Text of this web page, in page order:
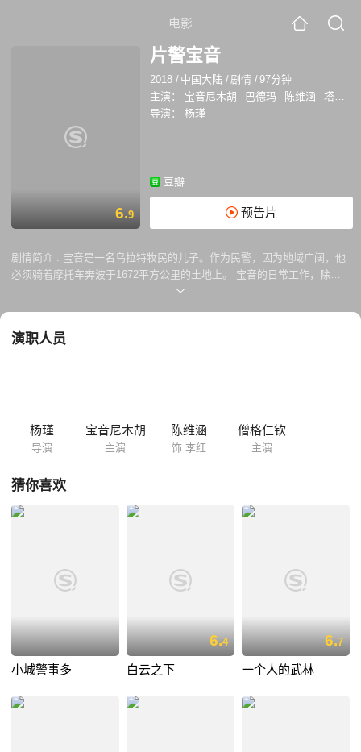
电影
6.9
片警宝音
2018 / 中国大陆 /剧情 /97分钟
主演：
宝音尼木胡 巴德玛 陈维涵 塔娜
导演：
杨瑾
豆瓣
预告片
剧情简介 : 宝音是一名乌拉特牧民的儿子。作为民警，因为地域广阔，他
必须骑着摩托车奔波于1672平方公里的土地上。 宝音的日常工作，除了
跑遍各个厂矿企业登记流动人口、为牧民处理各种鸡毛蒜皮的小事外，还
上来了两个年轻女人。卓拉从锡盟赶来寻亲，生父却一时不愿相认，宝音
音变得有点忙乱不堪。最终，宝音在每件事上都作出了让人感动的选择。
演职人员
杨瑾
导演
宝音尼木胡
主演
陈维涵
饰 李红
僧格仁钦
主演
猜你喜欢
小城警事多
6.4
白云之下
6.7
一个人的武林